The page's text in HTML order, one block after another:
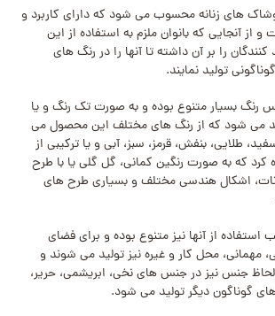
های زنانه محسوب می‌ شود که دارای کاربرد و
از آنجایی که بانوان ملزم به استفاده از این
را بر آن داشته تا آنها را در رنگ های
تولید نمایند.
رنگ بسیار متنوع بوده و به صورت تک رنگ و یا
می‌ شود که از رنگ‌ های مختلف این محصول می‌
طلایی، بنفش، قرمز، سبز، آبی و یا ترکیبی از
کرد که به صورت رنگین کمانی، گل گلی یا با طرح
اشکال هندسی مختلف و بسیاری طرح های
از آنها نیز متنوع بوده و برای فضای
مهمانی، محل کار و غیره نیز تولید می‌ شوند‌ و
جنس نیز در جنس های نخی، ابریشمی، حریر،
گوناگون دیگر تولید می‌ شود.